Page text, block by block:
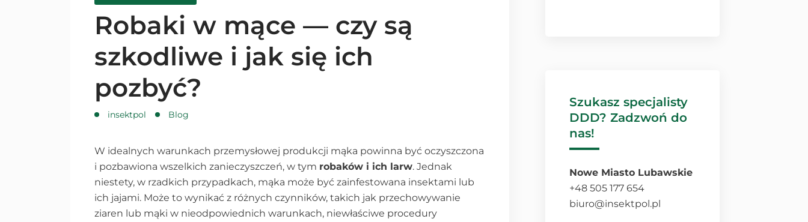
Robaki w mące — czy są
szkodliwe i jak się ich
pozbyć?
insektpol Blog
W idealnych warunkach przemysłowej produkcji mąka powinna być oczyszczona
i pozbawiona wszelkich zanieczyszczeń, w tym robaków i ich larw. Jednak
niestety, w rzadkich przypadkach, mąka może być zainfestowana insektami lub
ich jajami. Może to wynikać z różnych czynników, takich jak przechowywanie
ziaren lub mąki w nieodpowiednich warunkach, niewłaściwe procedury
Szukasz specjalisty
DDD? Zadzwoń do
nas!
Nowe Miasto Lubawskie
+48 505 177 654
biuro@insektpol.pl